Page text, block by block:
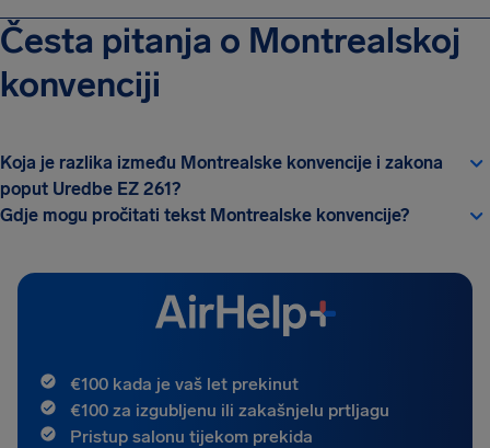
Česta pitanja o Montrealskoj
konvenciji
Koja je razlika između Montrealske konvencije i zakona
poput Uredbe EZ 261?
Gdje mogu pročitati tekst Montrealske konvencije?
€100 kada je vaš let prekinut
€100 za izgubljenu ili zakašnjelu prtljagu
Pristup salonu tijekom prekida